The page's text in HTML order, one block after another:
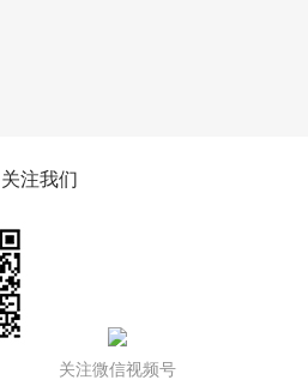
关注我们
关注微信视频号